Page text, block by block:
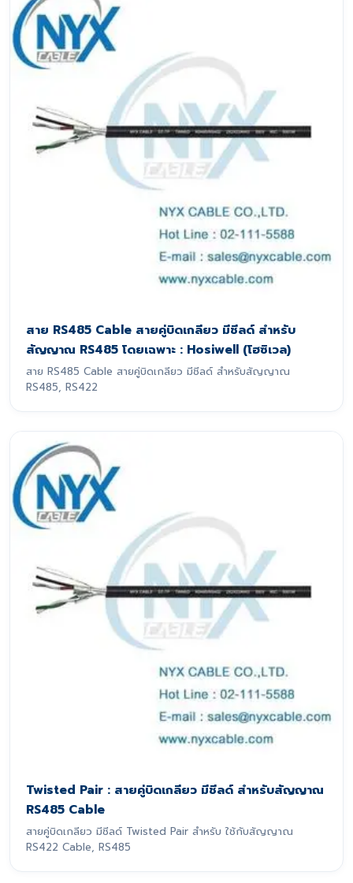
สาย RS485 Cable สายคู่บิดเกลียว มีชีลด์ สำหรับ
สัญญาณ RS485 โดยเฉพาะ : Hosiwell (โฮซิเวล)
สาย RS485 Cable สายคู่บิดเกลียว มีชีลด์ สำหรับสัญญาณ
RS485, RS422
Twisted Pair : สายคู่บิดเกลียว มีชีลด์ สำหรับสัญญาณ
RS485 Cable
สายคู่บิดเกลียว มีชีลด์ Twisted Pair สำหรับ ใช้กับสัญญาณ
RS422 Cable, RS485